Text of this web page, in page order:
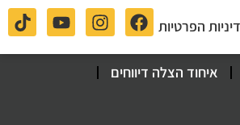
הפרטיות
איחוד הצלה דיווחים